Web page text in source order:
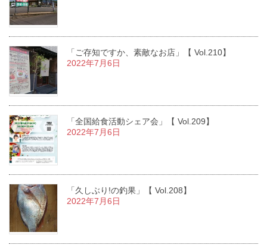
「ご存知ですか、素敵なお店」【 Vol.210】
2022年7月6日
「全国給食活動シェア会」【 Vol.209】
2022年7月6日
「久しぶり!の釣果」【 Vol.208】
2022年7月6日